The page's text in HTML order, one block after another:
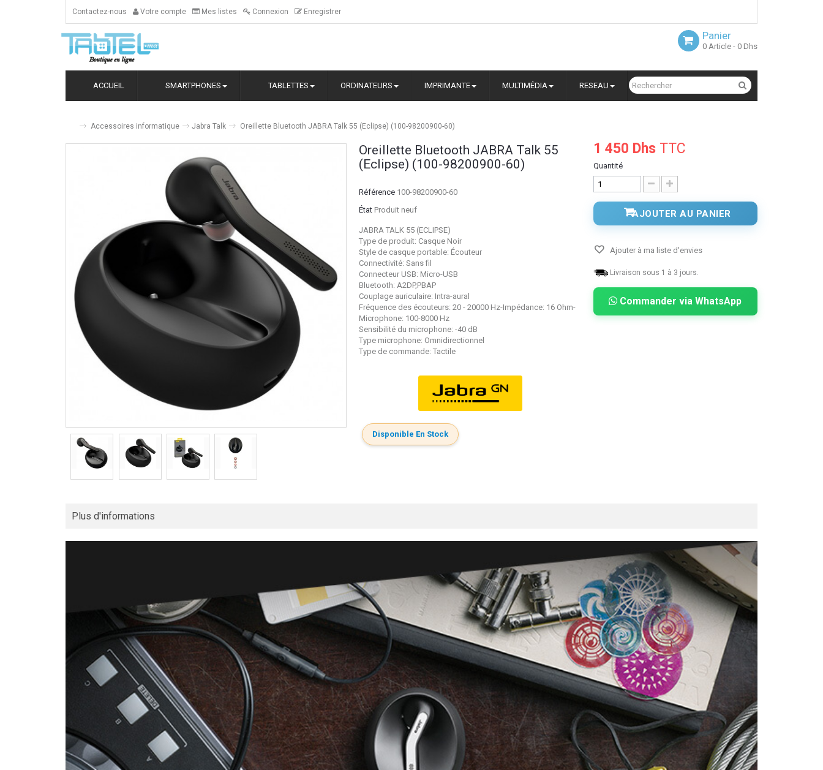
Contactez-nous Votre compte Mes listes Connexion Enregistrer
Panier
0 Article - 0 Dhs
ACCUEIL SMARTPHONES TABLETTES ORDINATEURS IMPRIMANTE MULTIMÉDIA RESEAU
Accessoires informatique Jabra Talk Oreillette Bluetooth JABRA Talk 55 (Eclipse) (100-98200900-60)
Oreillette Bluetooth JABRA Talk 55
(Eclipse) (100-98200900-60)
Référence 100-98200900-60
État Produit neuf
JABRA TALK 55 (ECLIPSE)
Type de produit: Casque Noir
Style de casque portable: Écouteur
Connectivité: Sans fil
Connecteur USB: Micro-USB
Bluetooth: A2DP,PBAP
Couplage auriculaire: Intra-aural
Fréquence des écouteurs: 20 - 20000 Hz-Impédance: 16 Ohm-
Microphone: 100-8000 Hz
Sensibilité du microphone: -40 dB
Type microphone: Omnidirectionnel
Type de commande: Tactile
Disponible En Stock
1 450 Dhs TTC
Quantité
AJOUTER AU PANIER
Ajouter à ma liste d'envies
Livraison sous 1 à 3 jours.
Commander via WhatsApp
Plus d'informations